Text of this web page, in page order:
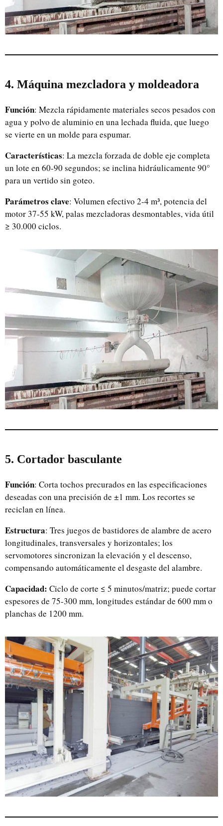
4. Máquina mezcladora y moldeadora
Función: Mezcla rápidamente materiales secos pesados con
agua y polvo de aluminio en una lechada fluida, que luego
se vierte en un molde para espumar.
Características: La mezcla forzada de doble eje completa
un lote en 60-90 segundos; se inclina hidráulicamente 90°
para un vertido sin goteo.
Parámetros clave: Volumen efectivo 2-4 m³, potencia del
motor 37-55 kW, palas mezcladoras desmontables, vida útil
≥ 30.000 ciclos.
5. Cortador basculante
Función: Corta tochos precurados en las especificaciones
deseadas con una precisión de ±1 mm. Los recortes se
reciclan en línea.
Estructura: Tres juegos de bastidores de alambre de acero
longitudinales, transversales y horizontales; los
servomotores sincronizan la elevación y el descenso,
compensando automáticamente el desgaste del alambre.
Capacidad: Ciclo de corte ≤ 5 minutos/matriz; puede cortar
espesores de 75-300 mm, longitudes estándar de 600 mm o
planchas de 1200 mm.